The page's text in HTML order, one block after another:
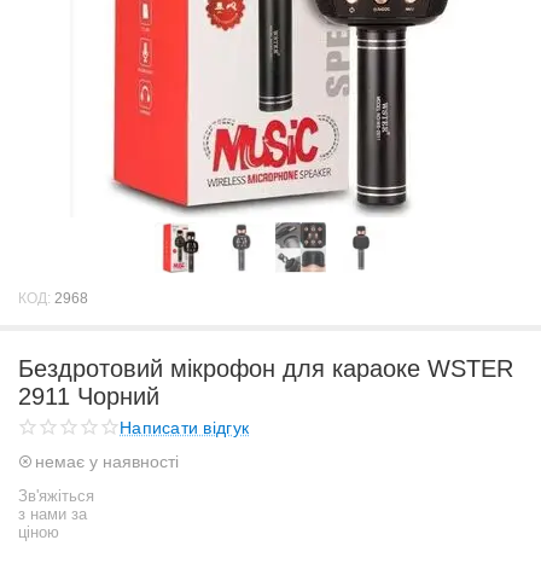
КОД: 2968
Бездротовий мікрофон для караоке WSTER
2911 Чорний
Написати відгук
немає у наявності
Зв'яжіться
з нами за
ціною